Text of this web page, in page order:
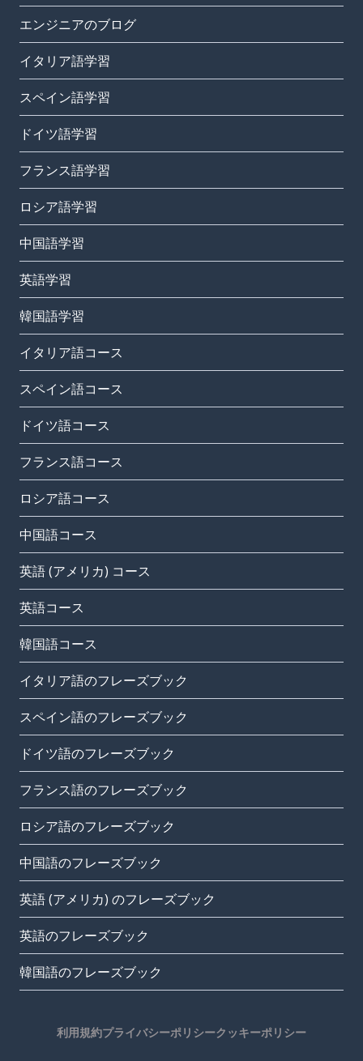
エンジニアのブログ
イタリア語学習
スペイン語学習
ドイツ語学習
フランス語学習
ロシア語学習
中国語学習
英語学習
韓国語学習
イタリア語コース
スペイン語コース
ドイツ語コース
フランス語コース
ロシア語コース
中国語コース
英語 (アメリカ) コース
英語コース
韓国語コース
イタリア語のフレーズブック
スペイン語のフレーズブック
ドイツ語のフレーズブック
フランス語のフレーズブック
ロシア語のフレーズブック
中国語のフレーズブック
英語 (アメリカ) のフレーズブック
英語のフレーズブック
韓国語のフレーズブック
利用規約プライバシーポリシークッキーポリシー